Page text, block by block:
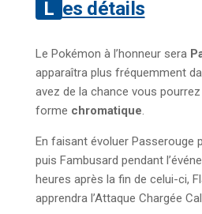
Les détails
Le Pokémon à l’honneur sera
apparaîtra plus fréquemment
avez de la chance vous
forme chromatique.
En faisant évoluer Passerouge
puis Fambusard pendant
heures après la fin de celui-ci,
apprendra l’Attaque Chargée